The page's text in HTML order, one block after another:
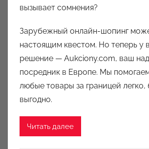
k
c
i
o
n
вызывает сомнения?
Зарубежный онлайн-шопинг
настоящим квестом. Но теперь у
решение — Aukciony.com, ваш
посредник в Европе. Мы
любые товары за границей легко,
выгодно.
Читать далее